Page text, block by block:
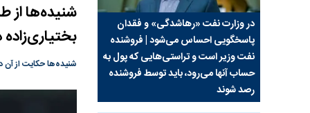
شنیده‌ها از
شنیده‌ها حکایت از آن
در وزارت نفت «رهاشدگی» و فقدان
پاسخگویی احساس می‌شود | فروشنده
نفت وزیر است و تراستی‌هایی که پول به
حساب آنها می‌رود، باید توسط فروشنده
رصد شوند
چرا رویای آمریکایی
نابودی محور مقاومت
واشنگتن را زمین زد